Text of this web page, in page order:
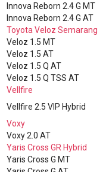
Innova Reborn 2.4 G MT
Innova Reborn 2.4 G AT
Toyota Veloz Semarang
Veloz 1.5 MT
Veloz 1.5 AT
Veloz 1.5 Q AT
Veloz 1.5 Q TSS AT
Vellfire
Vellfire 2.5 VIP Hybrid
Voxy
Voxy 2.0 AT
Yaris Cross GR Hybrid
Yaris Cross G MT